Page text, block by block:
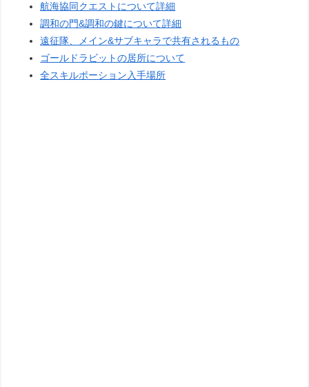
航海協同クエストについて詳細
調和の門&調和の鍵について詳細
遠征隊、メイン&サブキャラで共有されるもの
ゴールドラビットの居所について
全スキルポーション入手場所